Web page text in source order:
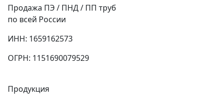
Продажа ПЭ / ПНД / ПП труб
по всей России
ИНН: 1659162573
ОГРН: 1151690079529
Продукция